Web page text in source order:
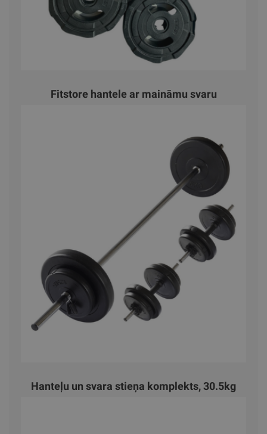
Fitstore hantele ar maināmu svaru
Hanteļu un svara stieņa komplekts, 30.5kg